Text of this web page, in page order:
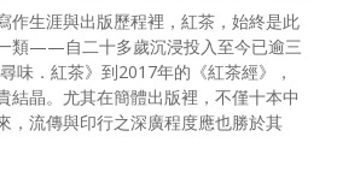
作生涯與出版歷程裡，紅茶，始終是此
類——自二十多歲沉浸投入至今已逾三
味．紅茶》到2017年的《紅茶經》，
結晶。尤其在簡體出版裡，不僅十本中
，流傳與印行之深廣程度應也勝於其